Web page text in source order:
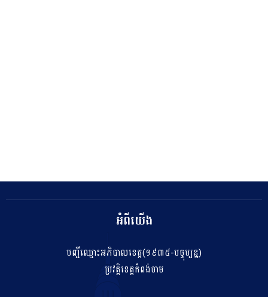
អំពីយើង
បញ្ជីឈ្មោះអភិបាលខេត្ត(១៩៣៥-បច្ចុប្បន្ន)
ប្រវត្តិខេត្តកំពង់ចាម